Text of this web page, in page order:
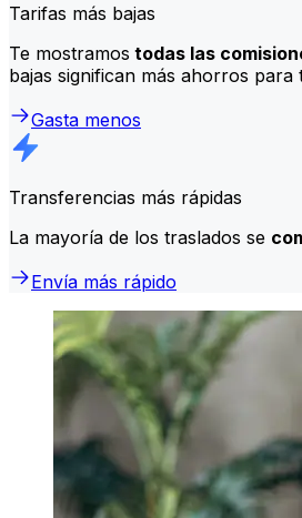
Tarifas más bajas
Te mostramos todas las
bajas significan más ahorros para
Gasta menos
Transferencias más rápidas
La mayoría de los traslados se
Envía más rápido